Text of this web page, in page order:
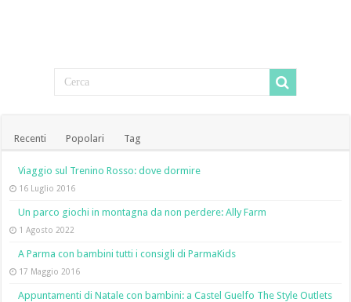
Recenti Popolari Tag
Viaggio sul Trenino Rosso: dove dormire
16 Luglio 2016
Un parco giochi in montagna da non perdere: Ally Farm
1 Agosto 2022
A Parma con bambini tutti i consigli di ParmaKids
17 Maggio 2016
Appuntamenti di Natale con bambini: a Castel Guelfo The Style Outlets